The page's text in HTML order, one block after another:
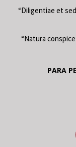
“Diligentiae et
“Natura
PARA